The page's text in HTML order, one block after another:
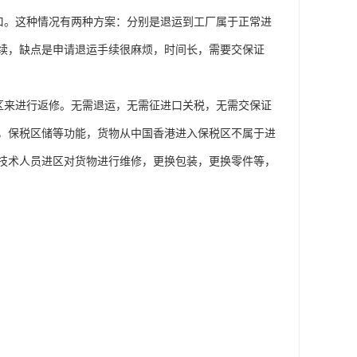
这种情况有两种方案：分别是退运到工厂属于正常进
缺点是申请退运手续很麻烦，时间长，需要交保证
进行返修。无需退运，无需征进口关税，无需交保证
税区储等功能，货物从中国香港进入保税区不属于进
人员进区对货物进行维修，更换包装，更换零件等，